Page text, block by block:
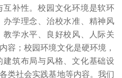
补性。校园文化环境是软环
学理念、治校水准、精神风
学水平、良好校风、人际关
容；校园环境文化是硬环境，
建筑布局与风格、文化基础设
类社会实践基地等内容。我们